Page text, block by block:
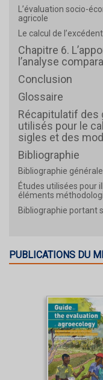
L’évaluation socio-
agricole
Le calcul de
Chapitre 6.
l’analyse
Conclusion
Glossaire
Récapitulatif des
utilisés pour le
sigles et des
Bibliographie
Bibliographie générale
Études utilisées pour
éléments
Bibliographie portant
PUBLICATIONS DU